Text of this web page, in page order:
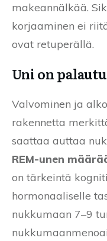
makeannälkää.
korjaaminen ei
ovat retuperällä.
Uni on
Valvominen ja
rakennetta
saattaa auttaa
REM-unen
on tärkeintä
hormonaaliselle
nukkumaan 7–9